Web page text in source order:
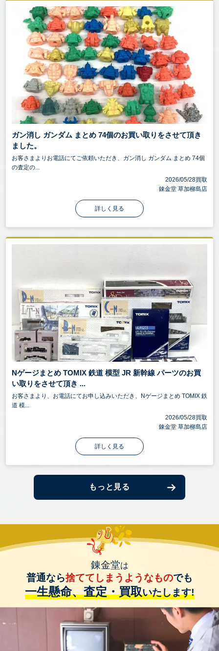
ガン消し ガンダム まとめ 74個のお買い取りをさせて頂き
ました。
お客さまよりお電話にてご依頼いただき、ガン消し ガンダム まとめ 74個
の査定の...
2026/05/28買取
錬金堂 草加柳島店
詳しく見る
Nゲージまとめ TOMIX 鉄道 模型 JR 新幹線 パーツのお買
い取りをさせて頂き ...
お客さまより、お電話にてお申し込みいただき、Nゲージまとめ TOMIX 鉄
道 模...
2026/05/28買取
錬金堂 草加柳島店
詳しく見る
もっと見る
錬金堂は
普通なら捨ててしまうようなものでも
一生懸命、査定・買取いたします!